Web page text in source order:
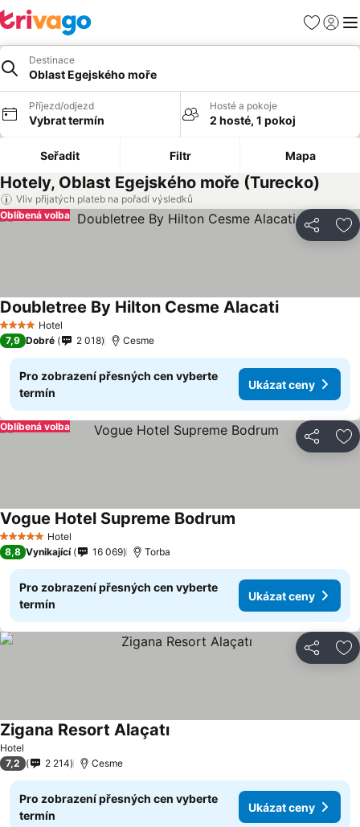
Oblíbené
Destinace
Oblast Egejského moře
Příjezd/odjezd
Vybrat termín
Hosté a pokoje
2 hosté, 1 pokoj
Seřadit Filtr Mapa
Hotely, Oblast Egejského moře (Turecko)
Vliv přijatých plateb na pořadí výsledků
Sdílet
Oblíbená volba
4 Počet hvězdiček
Hotel
Doubletree By Hilton Cesme Alacati
7,9 Dobré 2 018 Cesme
Pro zobrazení přesných cen vyberte
termín
Ukázat ceny
Sdílet
Oblíbená volba
5 Počet hvězdiček
Hotel
Vogue Hotel Supreme Bodrum
8,8 Vynikající 16 069 Torba
Pro zobrazení přesných cen vyberte
termín
Ukázat ceny
Sdílet
Hotel
Zigana Resort Alaçatı
7,2 2 214 Cesme
Pro zobrazení přesných cen vyberte
termín
Ukázat ceny